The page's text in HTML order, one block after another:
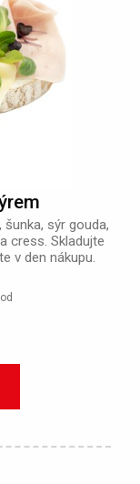
sýr gouda,
cress. Skladujte
v den nákupu.